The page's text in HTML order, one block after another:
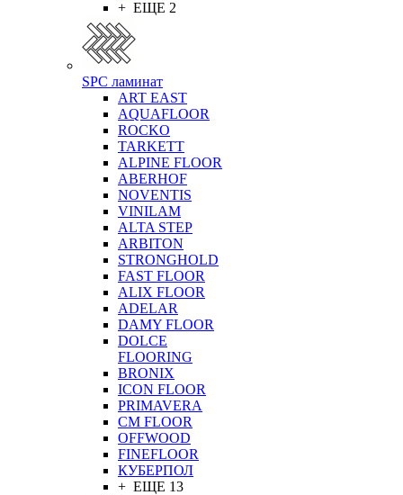
+ ЕЩЕ 2
SPC ламинат
ART EAST
AQUAFLOOR
ROCKO
TARKETT
ALPINE FLOOR
ABERHOF
NOVENTIS
VINILAM
ALTA STEP
ARBITON
STRONGHOLD
FAST FLOOR
ALIX FLOOR
ADELAR
DAMY FLOOR
DOLCE
FLOORING
BRONIX
ICON FLOOR
PRIMAVERA
CM FLOOR
OFFWOOD
FINEFLOOR
КУБЕРПОЛ
+ ЕЩЕ 13